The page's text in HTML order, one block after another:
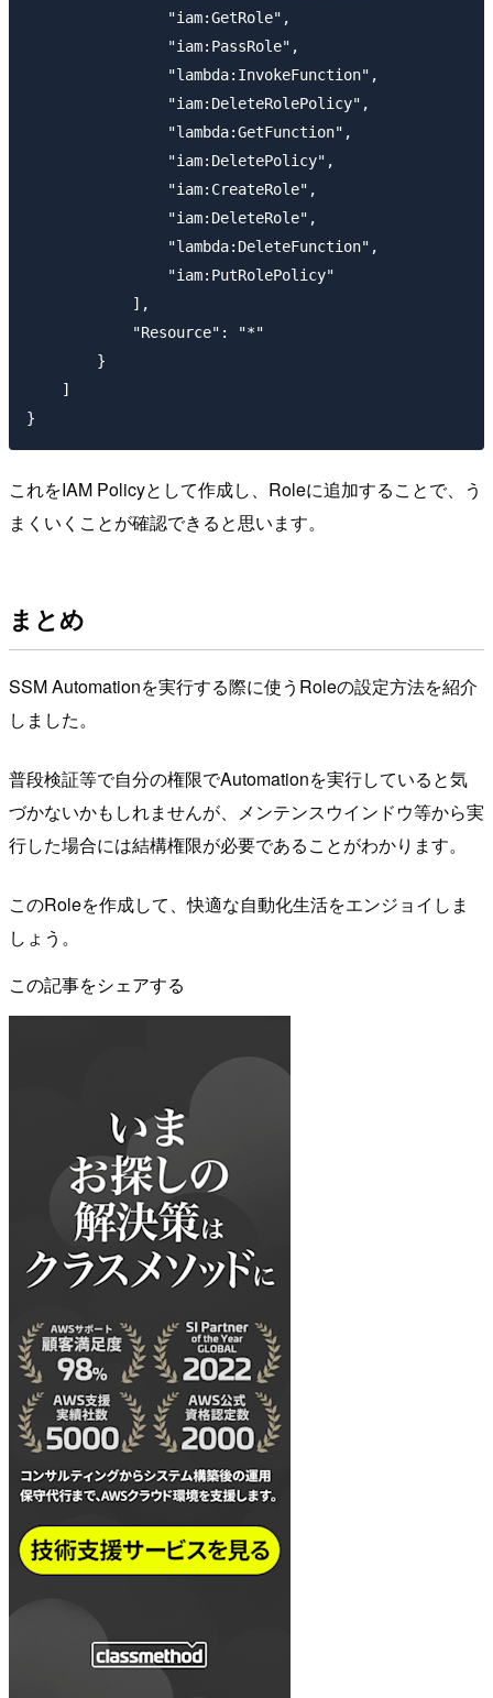
                "iam:GetRole",
                "iam:PassRole",
                "lambda:InvokeFunction",
                "iam:DeleteRolePolicy",
                "lambda:GetFunction",
                "iam:DeletePolicy",
                "iam:CreateRole",
                "iam:DeleteRole",
                "lambda:DeleteFunction",
                "iam:PutRolePolicy"
            ],
            "Resource": "*"
        }
    ]
}
これをIAM Policyとして作成し、Roleに追加することで、う
まくいくことが確認できると思います。
まとめ
SSM Automationを実行する際に使うRoleの設定方法を紹介
しました。
普段検証等で自分の権限でAutomationを実行していると気
づかないかもしれませんが、メンテンスウインドウ等から実
行した場合には結構権限が必要であることがわかります。
このRoleを作成して、快適な自動化生活をエンジョイしま
しょう。
この記事をシェアする